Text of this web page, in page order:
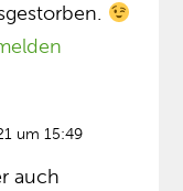
um 15:49
auch